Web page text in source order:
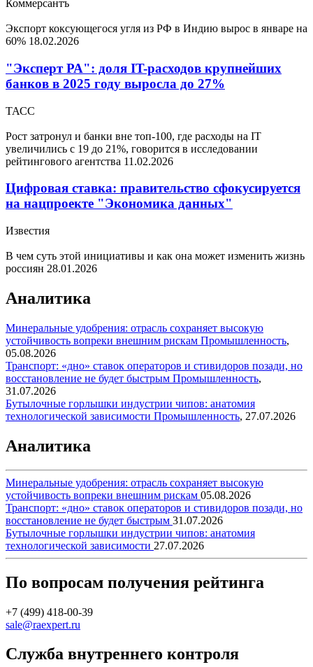
Коммерсантъ
Экспорт коксующегося угля из РФ в Индию вырос в январе на
60% 18.02.2026
"Эксперт РА": доля IT-расходов крупнейших
банков в 2025 году выросла до 27%
ТАСС
Рост затронул и банки вне топ-100, где расходы на IT
увеличились с 19 до 21%, говорится в исследовании
рейтингового агентства 11.02.2026
Цифровая ставка: правительство сфокусируется
на нацпроекте "Экономика данных"
Известия
В чем суть этой инициативы и как она может изменить жизнь
россиян 28.01.2026
Аналитика
Минеральные удобрения: отрасль сохраняет высокую
устойчивость вопреки внешним рискам Промышленность,
05.08.2026
Транспорт: «дно» ставок операторов и стивидоров позади, но
восстановление не будет быстрым Промышленность,
31.07.2026
Бутылочные горлышки индустрии чипов: анатомия
технологической зависимости Промышленность, 27.07.2026
Аналитика
Минеральные удобрения: отрасль сохраняет высокую
устойчивость вопреки внешним рискам 05.08.2026
Транспорт: «дно» ставок операторов и стивидоров позади, но
восстановление не будет быстрым 31.07.2026
Бутылочные горлышки индустрии чипов: анатомия
технологической зависимости 27.07.2026
По вопросам получения рейтинга
+7 (499) 418-00-39
sale@raexpert.ru
Служба внутреннего контроля